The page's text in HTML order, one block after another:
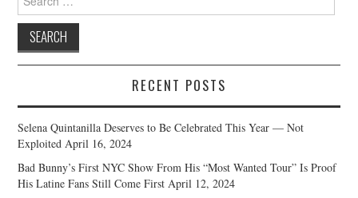
for:
RECENT POSTS
Selena Quintanilla Deserves to Be Celebrated This Year — Not
Exploited April 16, 2024
Bad Bunny’s First NYC Show From His “Most Wanted Tour” Is Proof
His Latine Fans Still Come First April 12, 2024